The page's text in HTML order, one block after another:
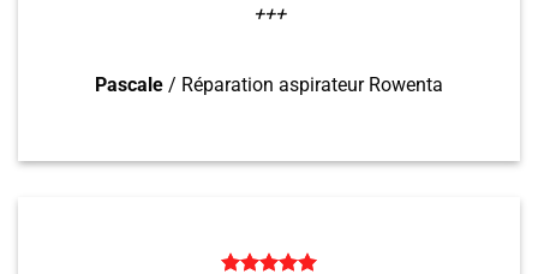
+++
Pascale / Réparation aspirateur Rowenta